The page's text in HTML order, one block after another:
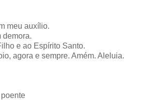
meu auxílio.
demora.
e ao Espírito Santo.
agora e sempre. Amém. Aleluia.